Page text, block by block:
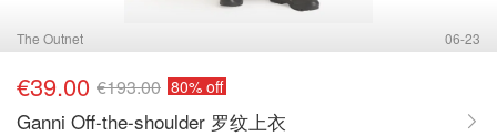
The Outnet 06-23
€39.00 €193.00 80% off
Ganni Off-the-shoulder 罗纹上衣